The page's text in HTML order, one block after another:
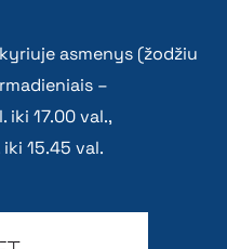
asmenys (žodžiu
–
17.00 val.,
15.45 val.